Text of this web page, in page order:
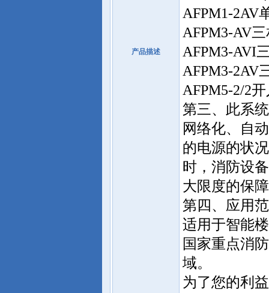
产品描述
AFPM1-2AV
AFPM3-AV
AFPM3-AVI
AFPM3-2AV
AFPM5-2/2
第三、此系
网络化、自
的电源的状
时，消防设
大限度的保
第四、应用
适用于智能
国家重点消
域。
为了您的利